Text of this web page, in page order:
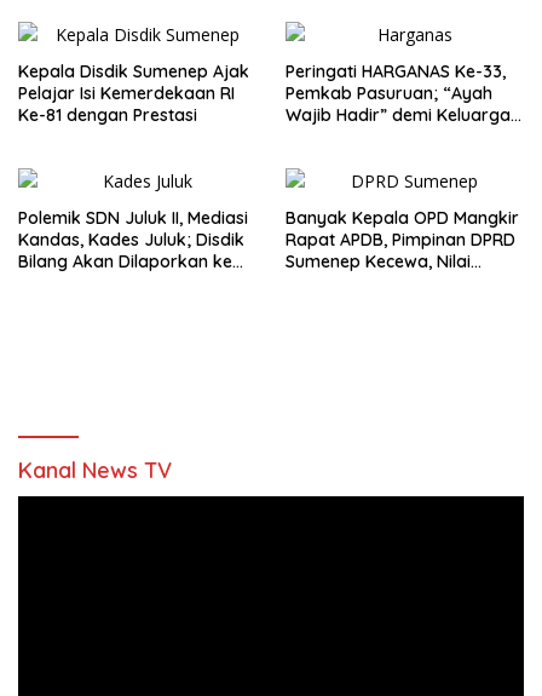
Kepala Disdik Sumenep Ajak
Pelajar Isi Kemerdekaan RI
Ke-81 dengan Prestasi
Peringati HARGANAS Ke-33,
Pemkab Pasuruan; “Ayah
Wajib Hadir” demi Keluarga
Polemik SDN Juluk II, Mediasi
Kandas, Kades Juluk; Disdik
Bilang Akan Dilaporkan ke
Banyak Kepala OPD Mangkir
Rapat APDB, Pimpinan DPRD
Sumenep Kecewa, Nilai
Kanal News TV